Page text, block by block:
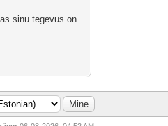
sinu tegevus on